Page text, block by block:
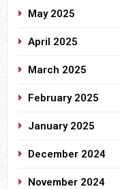
May 2025
April 2025
March 2025
February 2025
January 2025
December 2024
November 2024